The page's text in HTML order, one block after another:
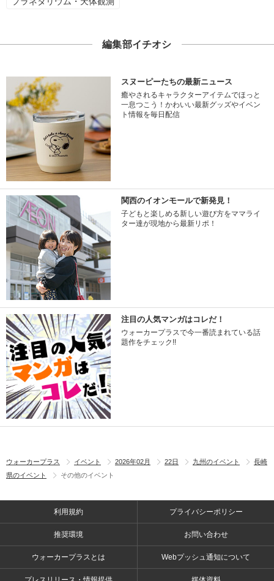
編集部イチオシ
スヌーピーたちの最新ニュース
癒やされるキャラクターアイテムでほっと
一息つこう！かわいい最新グッズやイベン
ト情報を毎日配信
関西のイオンモールで新発見！
子どもと楽しめる新しい遊び方をママライ
ター達が現地から最新リポ！
注目の人気マンガはコレだ！
ウォーカープラスで今一番読まれている話
題作をチェック!!
ウォーカープラス イベント 2026年02月 22日 九州のイベント
長崎
県のイベント
その他のイベント
利用規約 プライバシーポリシー
推奨環境 お問い合わせ
ウォーカープラスとは Webプッシュ通知について